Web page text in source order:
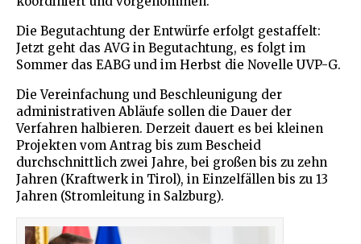
Die Begutachtung der Entwürfe erfolgt gestaffelt:
Jetzt geht das AVG in Begutachtung, es folgt im
Sommer das EABG und im Herbst die Novelle UVP-G.
Die Vereinfachung und Beschleunigung der
administrativen Abläufe sollen die Dauer der
Verfahren halbieren. Derzeit dauert es bei kleinen
Projekten vom Antrag bis zum Bescheid
durchschnittlich zwei Jahre, bei großen bis zu zehn
Jahren (Kraftwerk in Tirol), in Einzelfällen bis zu 13
Jahren (Stromleitung in Salzburg).